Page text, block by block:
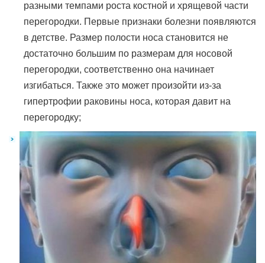
разными темпами роста костной и хрящевой части
перегородки. Первые признаки болезни появляются
в детстве. Размер полости носа становится не
достаточно большим по размерам для носовой
перегородки, соответственно она начинает
изгибаться. Также это может произойти из-за
гипертрофии раковины носа, которая давит на
перегородку;